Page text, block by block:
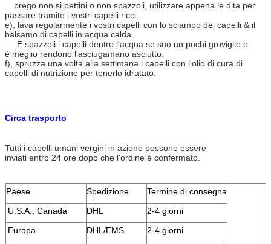
prego non si pettini o non spazzoli, utilizzare appena le dita per
passare tramite i vostri capelli ricci.
e), lava regolarmente i vostri capelli con lo sciampo dei capelli & il
balsamo di capelli in acqua calda.
E spazzoli i capelli dentro l'acqua se suo un pochi groviglio e
è meglio rendono l'asciugamano asciutto.
f), spruzza una volta alla settimana i capelli con l'olio di cura di
capelli di nutrizione per tenerlo idratato.
Circa trasporto
Tutti i capelli umani vergini in azione possono essere
inviati entro 24 ore dopo che l'ordine è confermato.
Paese Spedizione
Termine di consegna
U.S.A., Canada
DHL
2-4 giorni
Europa
DHL/EMS
2-4 giorni